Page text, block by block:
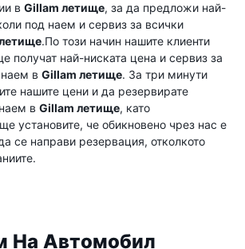
в Gillam летище, за да предложи най-
под наем и сервиз за всички
.По този начин нашите клиенти
получат най-ниската цена и сервиз за
в Gillam летище. За три минути
нашите цени и да резервирате
в Gillam летище, като
установите, че обикновено чрез нас е
се направи резервация, отколкото
На Автомобил